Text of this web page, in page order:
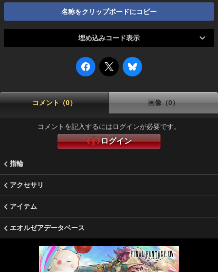
名称をクリップボードにコピー
埋め込みコード表示
コメント（0） 画像（0）
コメントを記入するにはログインが必要です。
ログイン
指輪
アクセサリ
アイテム
エオルゼアデータベース